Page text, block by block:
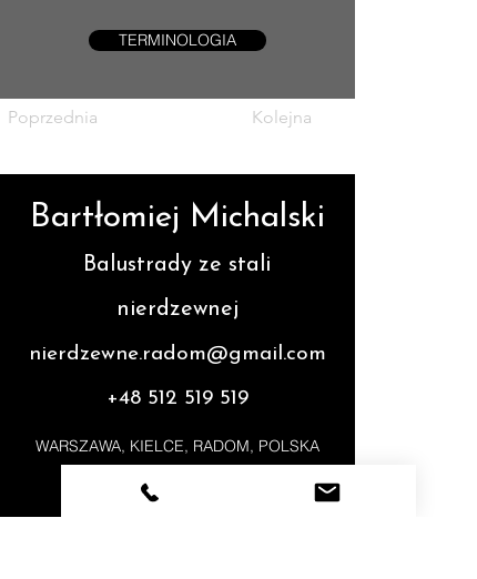
TERMINOLOGIA
Poprzednia Kolejna
Bartłomiej Michalski
Balustrady ze stali
nierdzewnej
nierdzewne.radom@gmail.com
+48 512 519 519
WARSZAWA, KIELCE, RADOM, POLSKA
TERMINOLOG